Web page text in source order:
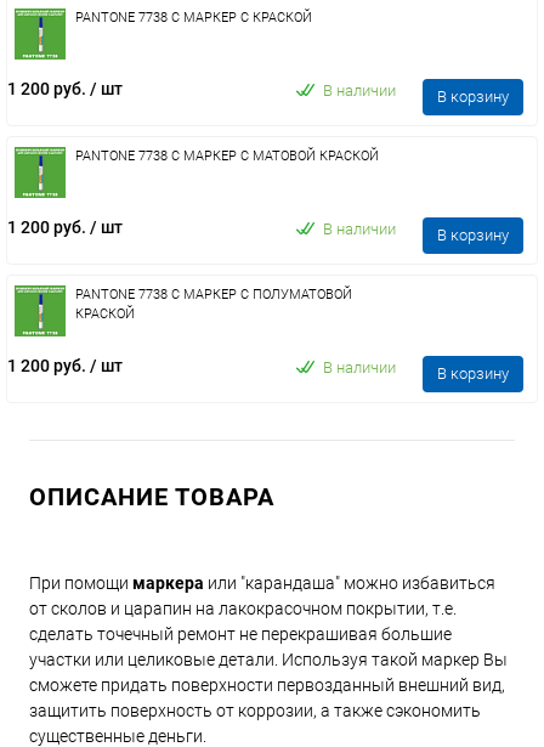
PANTONE 7738 C МАРКЕР С КРАСКОЙ
1 200 руб. / шт В наличии В корзину
PANTONE 7738 C МАРКЕР С МАТОВОЙ КРАСКОЙ
1 200 руб. / шт В наличии В корзину
PANTONE 7738 C МАРКЕР С ПОЛУМАТОВОЙ
КРАСКОЙ
1 200 руб. / шт В наличии В корзину
ОПИСАНИЕ ТОВАРА
При помощи маркера или "карандаша" можно избавиться
от сколов и царапин на лакокрасочном покрытии, т.е.
сделать точечный ремонт не перекрашивая большие
участки или целиковые детали. Используя такой маркер Вы
сможете придать поверхности первозданный внешний вид,
защитить поверхность от коррозии, а также сэкономить
существенные деньги.